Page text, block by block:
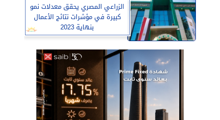
الزراعي المصري يحقق معدلات نمو
كبيرة في مؤشرات نتائج الأعمال
بنهاية 2023